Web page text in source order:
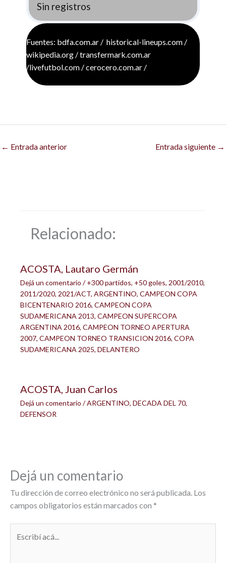
Sin registros
Fuentes: bdfa.com.ar / historical-lineups.com /
wikipedia.org / transfermark.com.ar
/livefutbol.com / cerocero.com.ar /
← Entrada anterior Entrada siguiente →
Relacionado:
ACOSTA, Lautaro Germán
Dejá un comentario /+300 partidos, +50 goles, 2001/2010,
2011/2020, 2021/ACT, ARGENTINO, CAMPEON COPA
BICENTENARIO 2016, CAMPEON COPA
SUDAMERICANA 2013, CAMPEON SUPERCOPA
ARGENTINA 2016, CAMPEON TORNEO APERTURA
2007, CAMPEON TORNEO TRANSICION 2016, COPA
SUDAMERICANA 2025, DELANTERO
ACOSTA, Juan Carlos
Dejá un comentario /ARGENTINO, DECADA DEL 70,
DEFENSOR
Dejá un comentario
Tu dirección de correo electrónico no será publicada. Los
campos obligatorios están marcados con *
acá...